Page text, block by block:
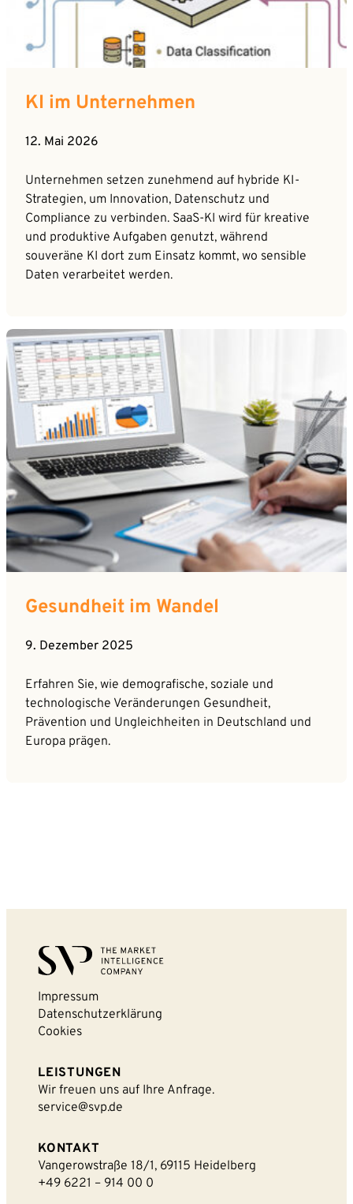
KI im Unternehmen
12. Mai 2026
Unternehmen setzen zunehmend auf hybride KI-
Strategien, um Innovation, Datenschutz und
Compliance zu verbinden. SaaS-KI wird für kreative
und produktive Aufgaben genutzt, während
souveräne KI dort zum Einsatz kommt, wo sensible
Daten verarbeitet werden.
Gesundheit im Wandel
9. Dezember 2025
Erfahren Sie, wie demografische, soziale und
technologische Veränderungen Gesundheit,
Prävention und Ungleichheiten in Deutschland und
Europa prägen.
Impressum
Datenschutzerklärung
Cookies
LEISTUNGEN
Wir freuen uns auf Ihre Anfrage.
service@svp.de
KONTAKT
Vangerowstraße 18/1, 69115 Heidelberg
+49 6221 – 914 00 0